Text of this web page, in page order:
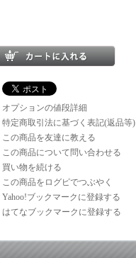
オプションの値段詳細
特定商取引法に基づく表記(返品等)
この商品を友達に教える
この商品について問い合わせる
買い物を続ける
この商品をログピでつぶやく
Yahoo!ブックマークに登録する
はてなブックマークに登録する